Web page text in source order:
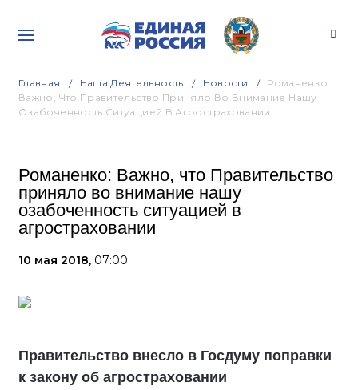
Главная Наша Деятельность Новости
Романенко:
Важно, Что Правительство Приняло Во Внимание Нашу
Озабоченность Ситуацией В Агростраховании
Романенко: Важно, что Правительство
приняло во внимание нашу
озабоченность ситуацией в
агростраховании
10 мая 2018, 07:00
Правительство внесло в Госдуму поправки
к закону об агростраховании